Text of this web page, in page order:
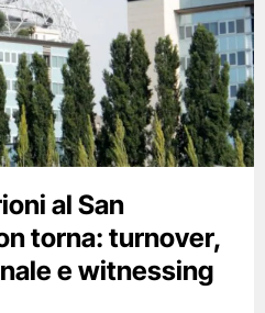
al San
torna: turnover,
e witnessing